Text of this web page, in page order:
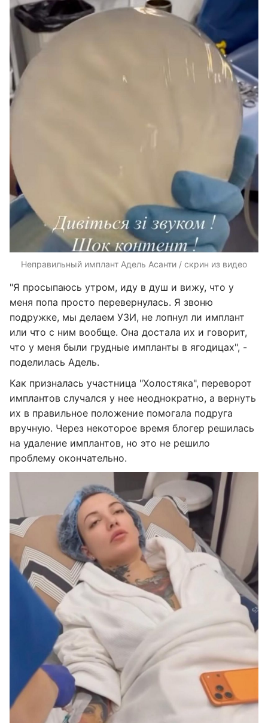
Неправильный имплант Адель Асанти / скрин из видео
"Я просыпаюсь утром, иду в душ и вижу, что у
меня попа просто перевернулась. Я звоню
подружке, мы делаем УЗИ, не лопнул ли имплант
или что с ним вообще. Она достала их и говорит,
что у меня были грудные импланты в ягодицах", -
поделилась Адель.
Как призналась участница "Холостяка", переворот
имплантов случался у нее неоднократно, а вернуть
их в правильное положение помогала подруга
вручную. Через некоторое время блогер решилась
на удаление имплантов, но это не решило
проблему окончательно.